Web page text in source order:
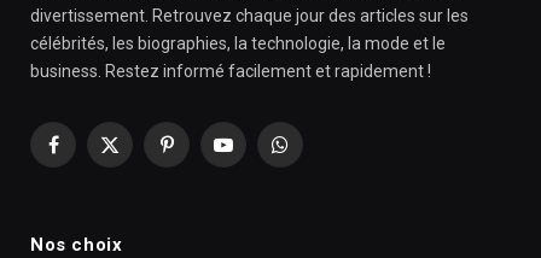
divertissement. Retrouvez chaque jour des articles sur les
célébrités, les biographies, la technologie, la mode et le
business. Restez informé facilement et rapidement !
Facebook
X
PinterestYouTubeWhatsApp
Nos choix